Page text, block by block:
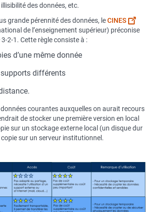
des données, etc.
grande pérennité des données, leCINES
de l’enseignement supérieur) préconise
2-1. Cette règle consiste à :
d’une même donnée
différents
courantes auxquelles on aurait recours
de stocker une première version en local
sur un stockage externe local (un disque dur
copie sur un serveur institutionnel.